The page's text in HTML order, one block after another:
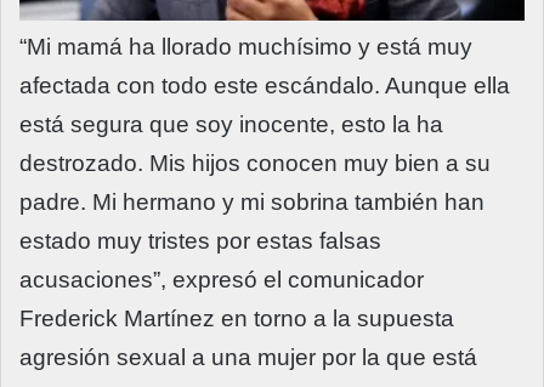
“Mi mamá ha llorado muchísimo y está muy
afectada con todo este escándalo. Aunque ella
está segura que soy inocente, esto la ha
destrozado. Mis hijos conocen muy bien a su
padre. Mi hermano y mi sobrina también han
estado muy tristes por estas falsas
acusaciones”, expresó el comunicador
Frederick Martínez en torno a la supuesta
agresión sexual a una mujer por la que está